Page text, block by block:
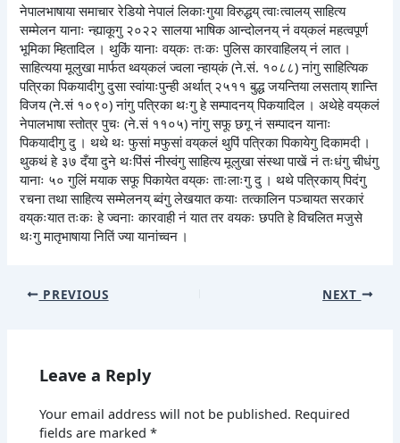
नेपालभाषाया समाचार रेडियो नेपालं लिकाःगुया विरुद्धय् त्वाःत्वालय् साहित्य
सम्मेलन यानाः न्ह्याकूगु २०२२ सालया भाषिक आन्दोलनय् नं वय्‌कलं महत्वपूर्ण
भूमिका म्हितादिल । थुकिं यानाः वय्‌कः तःकः पुलिस कारवाहिलय् नं लात ।
साहित्यया मूलुखा मार्फत थ्वय्‌कलं ज्वला न्हाय्‌कं (ने.सं. १०८८) नांगु साहित्यिक
पत्रिका पिकयादीगु दुसा स्वांयाःपुन्ही अर्थात् २५११ बुद्ध जयन्तिया लसताय् शान्ति
विजय (ने.सं १०९०) नांगु पत्रिका थःगु हे सम्पादनय् पिकयादिल । अथेहे वय्‌कलं
नेपालभाषा स्तोत्र पुचः (ने.सं ११०५) नांगु सफू छगू नं सम्पादन यानाः
पिकयादीगु दु । थथे थः फुसां मफुसां वय्‌कलं थुपिं पत्रिका पिकायेगु दिकामदी ।
थुकथं हे ३७ दँया दुने थःपिंसं नीस्वंगु साहित्य मूलुखा संस्था पाखें नं तःधंगु चीधंगु
यानाः ५० गुलिं मयाक सफू पिकायेत वय्‌कः ताःलाःगु दु । थथे पत्रिकाय् पिदंगु
रचना तथा साहित्य सम्मेलनय् ब्वंगु लेखयात कयाः तत्कालिन पञ्चायत सरकारं
वय्‌कःयात तःकः हे ज्वनाः कारवाही नं यात तर वयकः छपति हे विचलित मजुसे
थःगु मातृभाषाया नितिं ज्या यानांच्वन ।
PREVIOUS NEXT
Leave a Reply
Your email address will not be published. Required
fields are marked*